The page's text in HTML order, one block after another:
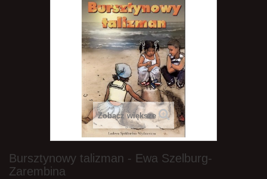
Zobacz większe
Bursztynowy talizman - Ewa Szelburg-
Zarembina